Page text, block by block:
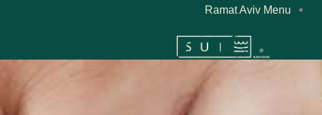
Ramat Aviv Menu